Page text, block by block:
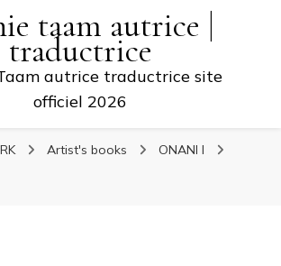
taam autrice |
traductrice
autrice traductrice site
officiel 2026
Artist's books
ONANI I